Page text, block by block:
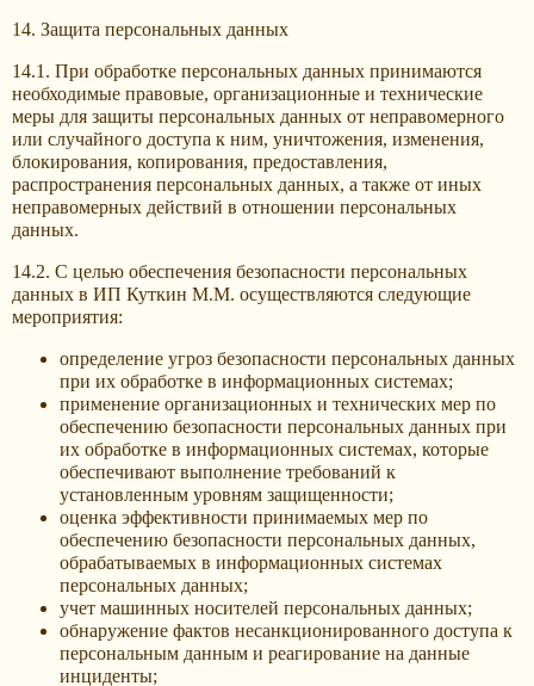
14. Защита персональных данных
14.1. При обработке персональных данных принимаются
необходимые правовые, организационные и технические
меры для защиты персональных данных от неправомерного
или случайного доступа к ним, уничтожения, изменения,
блокирования, копирования, предоставления,
распространения персональных данных, а также от иных
неправомерных действий в отношении персональных
данных.
14.2. С целью обеспечения безопасности персональных
данных в ИП Куткин М.М. осуществляются следующие
мероприятия:
определение угроз безопасности персональных данных
при их обработке в информационных системах;
применение организационных и технических мер по
обеспечению безопасности персональных данных при
их обработке в информационных системах, которые
обеспечивают выполнение требований к
установленным уровням защищенности;
оценка эффективности принимаемых мер по
обеспечению безопасности персональных данных,
обрабатываемых в информационных системах
персональных данных;
учет машинных носителей персональных данных;
обнаружение фактов несанкционированного доступа к
персональным данным и реагирование на данные
инциденты;